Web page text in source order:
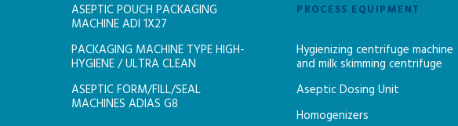
ASEPTIC POUCH PACKAGING
MACHINE ADI 1X27
PACKAGING MACHINE TYPE HIGH-
HYGIENE / ULTRA CLEAN
ASEPTIC FORM/FILL/SEAL
MACHINES ADIAS G8
PROCESS EQUIPMENT
Hygienizing centrifuge machine
and milk skimming centrifuge
Aseptic Dosing Unit
Homogenizers